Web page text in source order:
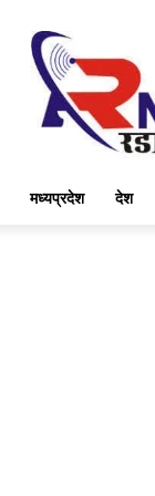
मध्यप्रदेश देश